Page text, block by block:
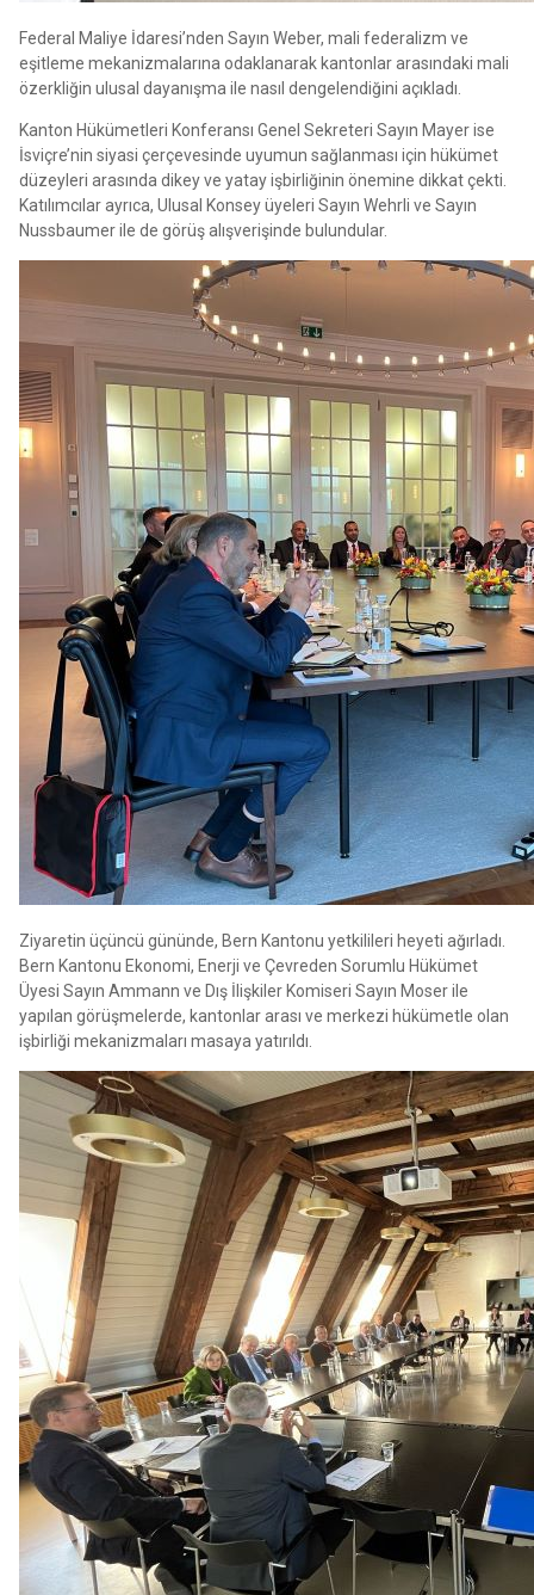
Federal Maliye İdaresi’nden Sayın Weber, mali federalizm ve
eşitleme mekanizmalarına odaklanarak kantonlar arasındaki mali
özerkliğin ulusal dayanışma ile nasıl dengelendiğini açıkladı.
Kanton Hükümetleri Konferansı Genel Sekreteri Sayın Mayer ise
İsviçre’nin siyasi çerçevesinde uyumun sağlanması için hükümet
düzeyleri arasında dikey ve yatay işbirliğinin önemine dikkat çekti.
Katılımcılar ayrıca, Ulusal Konsey üyeleri Sayın Wehrli ve Sayın
Nussbaumer ile de görüş alışverişinde bulundular.
Ziyaretin üçüncü gününde, Bern Kantonu yetkilileri heyeti ağırladı.
Bern Kantonu Ekonomi, Enerji ve Çevreden Sorumlu Hükümet
Üyesi Sayın Ammann ve Dış İlişkiler Komiseri Sayın Moser ile
yapılan görüşmelerde, kantonlar arası ve merkezi hükümetle olan
işbirliği mekanizmaları masaya yatırıldı.